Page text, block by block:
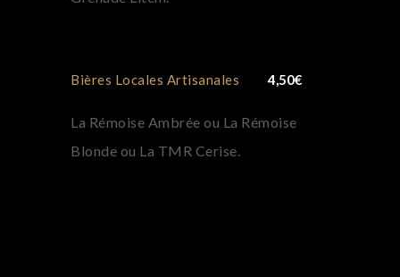
Bières Locales Artisanales 4,50€
La Rémoise Ambrée ou La Rémoise
Blonde ou La TMR Cerise.